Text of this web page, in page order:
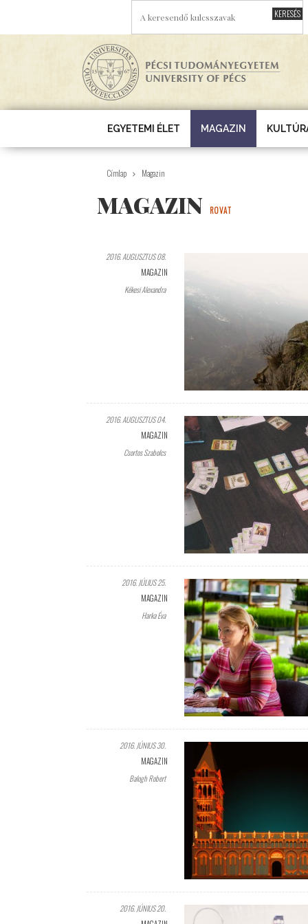
EGYETEMI ÉLET MAGAZIN
Címlap Magazin
MAGAZIN ROVAT
2016. AUGUSZTUS 08.
MAGAZIN
Kékesi Alexandra
2016. AUGUSZTUS 04.
MAGAZIN
Csortos Szabolcs
2016. JÚLIUS 25.
MAGAZIN
Harka Éva
2016. JÚNIUS 30.
MAGAZIN
Balogh Robert
2016. JÚNIUS 20.